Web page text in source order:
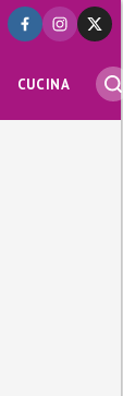
CUCINA